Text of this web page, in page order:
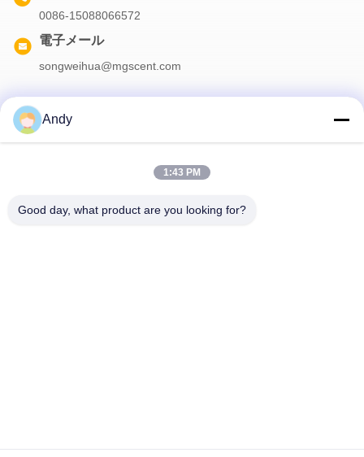
0086-15088066572
電子メール
songweihua@mgscent.com
Andy
1:43 PM
Good day, what product are you looking for?